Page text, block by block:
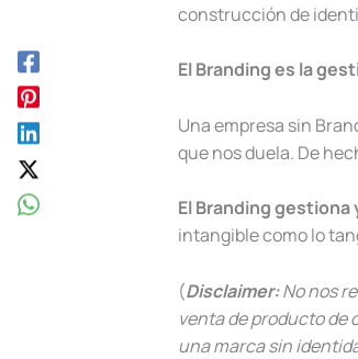
construcción de
El Branding es la
Una empresa sin
que nos duela. De
El Branding gestiona
intangible como lo
(Disclaimer:No nos
venta de producto de
una marca sin